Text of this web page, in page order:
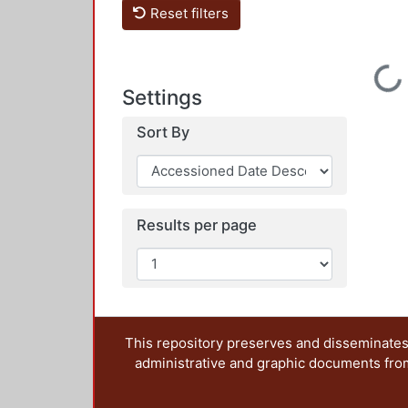
Reset filters
Settings
Sort By
Results per page
Loading...
This repository preserves and
administrative and graphic documents